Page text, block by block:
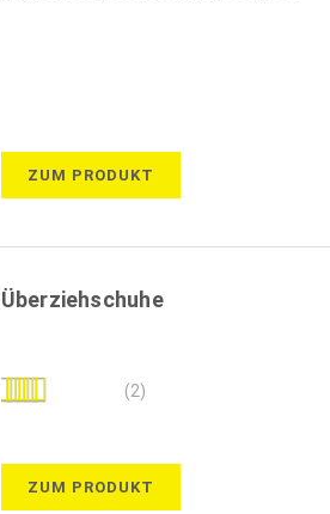
ZUM PRODUKT
Überziehschuhe
Bewertung: (2)
ZUM PRODUKT